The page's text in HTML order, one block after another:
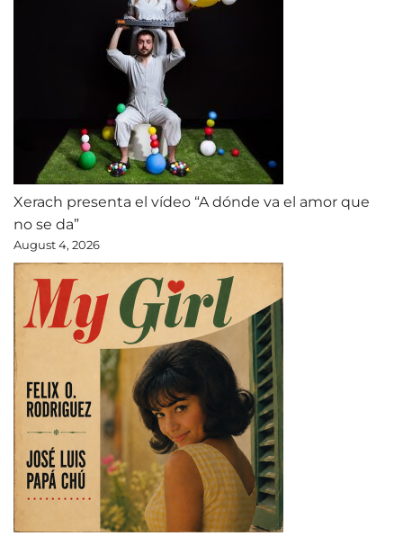
Xerach presenta el vídeo “A dónde va el amor que
no se da”
August 4, 2026